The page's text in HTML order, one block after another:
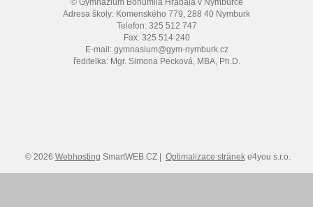
© Gymnázium Bohumila Hrabala v Nymburce
Adresa školy: Komenského 779, 288 40 Nymburk
Telefon: 325 512 747
Fax: 325 514 240
E-mail: gymnasium@gym-nymburk.cz
ředitelka: Mgr. Simona Pecková, MBA, Ph.D.
© 2026 Webhosting SmartWEB.CZ | Optimalizace stráneke4you s.r.o.